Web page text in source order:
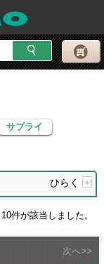
サプライ
サプライ
ひらく +
10件が該当しました。
次へ>>